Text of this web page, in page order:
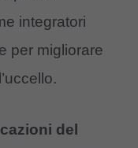
integratori
per migliorare
del